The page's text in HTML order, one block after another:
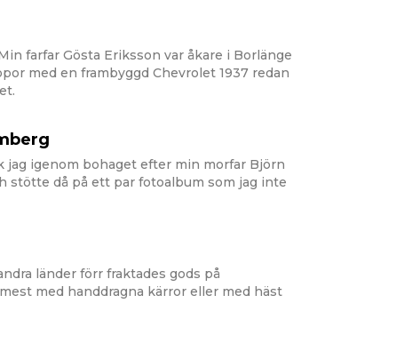
farfar Gösta Eriksson var åkare i Borlänge
med en frambyggd Chevrolet 1937 redan
jag igenom bohaget efter min morfar Björn
stötte då på ett par fotoalbum som jag inte
länder förr fraktades gods på
med handdragna kärror eller med häst